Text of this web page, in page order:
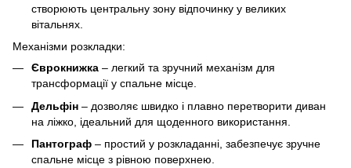
створюють центральну зону відпочинку у великих
вітальнях.
Механізми розкладки:
Єврокнижка – легкий та зручний механізм для
трансформації у спальне місце.
Дельфін – дозволяє швидко і плавно перетворити диван
на ліжко, ідеальний для щоденного використання.
Пантограф – простий у розкладанні, забезпечує зручне
спальне місце з рівною поверхнею.